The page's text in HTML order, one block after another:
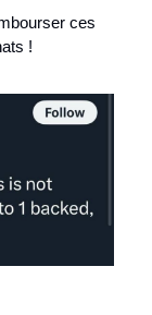
ces
!